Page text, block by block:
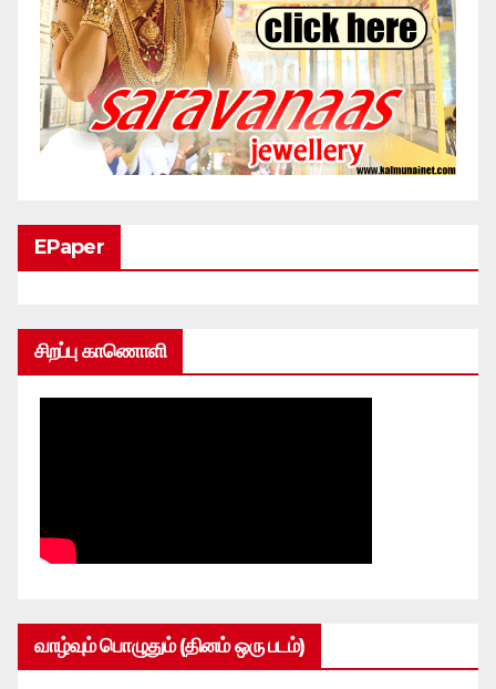
EPaper
சிறப்பு காணொளி
வாழ்வும் பொழுதும் (தினம் ஒரு படம்)